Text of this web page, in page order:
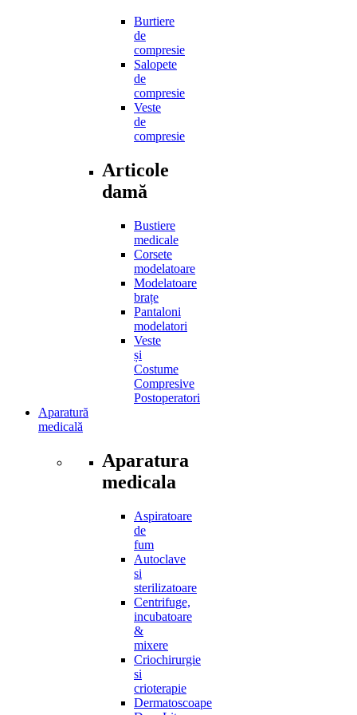
Burtiere
de
compresie
Salopete
de
compresie
Veste
de
compresie
Articole
damă
Bustiere
medicale
Corsete
modelatoare
Modelatoare
brațe
Pantaloni
modelatori
Veste
și
Costume
Compresive
Postoperatori
Aparatură
medicală
Aparatura
medicala
Aspiratoare
de
fum
Autoclave
si
sterilizatoare
Centrifuge,
incubatoare
&
mixere
Criochirurgie
si
crioterapie
Dermatoscoape